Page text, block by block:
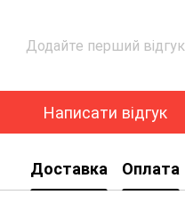
Додайте перший відгук
Написати відгук
Доставка Оплата